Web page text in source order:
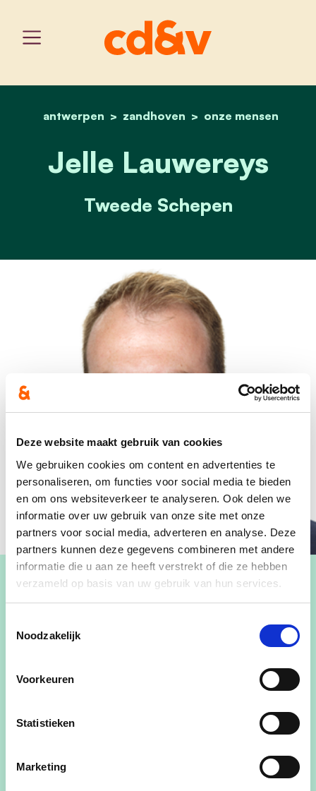
Deze website maakt gebruik van cookies
We gebruiken cookies om content en advertenties te
personaliseren, om functies voor social media te bieden
en om ons websiteverkeer te analyseren. Ook delen we
informatie over uw gebruik van onze site met onze
partners voor social media, adverteren en analyse. Deze
partners kunnen deze gegevens combineren met andere
informatie die u aan ze heeft verstrekt of die ze hebben
verzameld op basis van uw gebruik van hun services.
Noodzakelijk
Voorkeuren
Statistieken
Marketing
home
antwerpen zandhoven onze mensen
jelle lauwereys
Jelle Lauwereys
Tweede Schepen
Medeverantwoordelijke voor het dagelijks
Lokale economie (ondernemen, markten en
Dierenwelzijn